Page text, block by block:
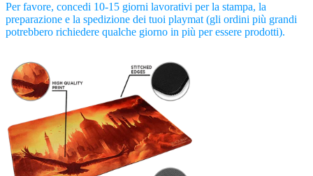
Per favore, concedi 10-15 giorni lavorativi per la stampa, la
preparazione e la spedizione dei tuoi playmat (gli ordini più grandi
potrebbero richiedere qualche giorno in più per essere prodotti).